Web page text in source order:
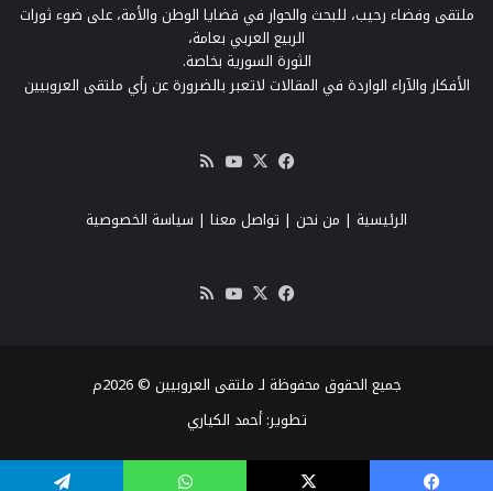
ملتقى وفضاء رحيب، للبحث والحوار في قضايا الوطن والأمة، على ضوء ثورات
الربيع العربي بعامة،
الثورة السورية بخاصة.
الأفكار والآراء الواردة في المقالات لاتعبر بالضرورة عن رأي ملتقى العروبيين
فيسبوك
‫X
‫YouTube
RSS
الرئيسية | من نحن | تواصل معنا | سياسة الخصوصية
فيسبوك
‫X
‫YouTube
جميع الحقوق محفوظة لـ ملتقى العروبيين © 2026م
تطوير:أحمد الكياري